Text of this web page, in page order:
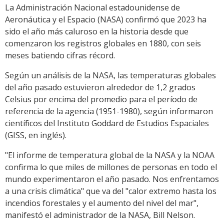
Link
La Administración Nacional estadounidense de
Aeronáutica y el Espacio (NASA) confirmó que 2023 ha
sido el año más caluroso en la historia desde que
comenzaron los registros globales en 1880, con seis
meses batiendo cifras récord.
Según un análisis de la NASA, las temperaturas globales
del año pasado estuvieron alrededor de 1,2 grados
Celsius por encima del promedio para el período de
referencia de la agencia (1951-1980), según informaron
científicos del Instituto Goddard de Estudios Espaciales
(GISS, en inglés).
"El informe de temperatura global de la NASA y la NOAA
confirma lo que miles de millones de personas en todo el
mundo experimentaron el año pasado. Nos enfrentamos
a una crisis climática" que va del "calor extremo hasta los
incendios forestales y el aumento del nivel del mar",
manifestó el administrador de la NASA, Bill Nelson.